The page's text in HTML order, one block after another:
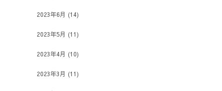
2023年6月 (14)
2023年5月 (11)
2023年4月 (10)
2023年3月 (11)